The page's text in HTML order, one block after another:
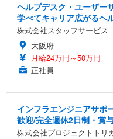
ヘルプデスク・ユーザー
学べてキャリア広がるヘ
株式会社スタッフサービス
大阪府
月給24万円～50万円
正社員
インフラエンジニアサポ
歓迎/完全週休2日制・賞
株式会社プロジェクトトリ